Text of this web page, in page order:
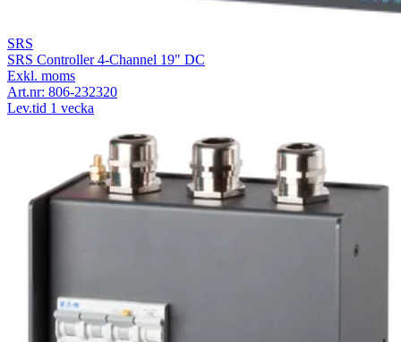
SRS
SRS Controller 4-Channel 19" DC
Exkl. moms
Art.nr: 806-232320
Lev.tid 1 vecka